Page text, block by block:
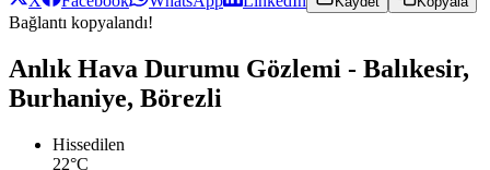
Bağlantı kopyalandı!
Anlık Hava Durumu Gözlemi - Balıkesir,
Burhaniye, Börezli
Hissedilen
22°C